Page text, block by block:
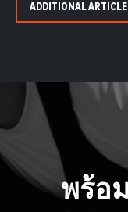
ADDITIONAL
พร้อ